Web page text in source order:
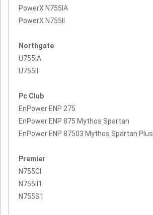
PowerX N755IA
PowerX N755II
Northgate
U755iA
U755II
Pc Club
EnPower ENP 275
EnPower ENP 875 Mythos Spartan
EnPower ENP 87503 Mythos Spartan Plus
Premier
N755CI
N755II1
N755S1